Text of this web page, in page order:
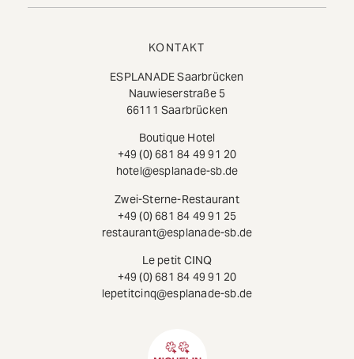
KONTAKT
ESPLANADE Saarbrücken
Nauwieserstraße 5
66111 Saarbrücken
Boutique Hotel
+49 (0) 681 84 49 91 20
hotel@esplanade-sb.de
Zwei-Sterne-Restaurant
+49 (0) 681 84 49 91 25
restaurant@esplanade-sb.de
Le petit CINQ
+49 (0) 681 84 49 91 20
lepetitcinq@esplanade-sb.de